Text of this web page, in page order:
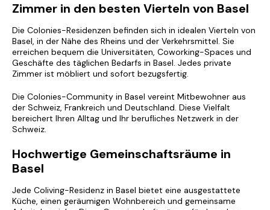
Zimmer in den besten Vierteln von Basel
Die Colonies-Residenzen befinden sich in idealen Vierteln von
Basel, in der Nähe des Rheins und der Verkehrsmittel. Sie
erreichen bequem die Universitäten, Coworking-Spaces und
Geschäfte des täglichen Bedarfs in Basel. Jedes private
Zimmer ist möbliert und sofort bezugsfertig.
Die Colonies-Community in Basel vereint Mitbewohner aus
der Schweiz, Frankreich und Deutschland. Diese Vielfalt
bereichert Ihren Alltag und Ihr berufliches Netzwerk in der
Schweiz.
Hochwertige Gemeinschaftsräume in
Basel
Jede Coliving-Residenz in Basel bietet eine ausgestattete
Küche, einen geräumigen Wohnbereich und gemeinsame